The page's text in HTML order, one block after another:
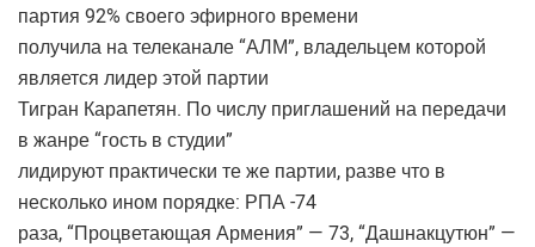
партия 92% своего эфирного времени
получила на телеканале “АЛМ”, владельцем которой
является лидер этой партии
Тигран Карапетян. По числу приглашений на передачи
в жанре “гость в студии”
лидируют практически те же партии, разве что в
несколько ином порядке: РПА -74
раза, “Процветающая Армения” — 73, “Дашнакцутюн” —